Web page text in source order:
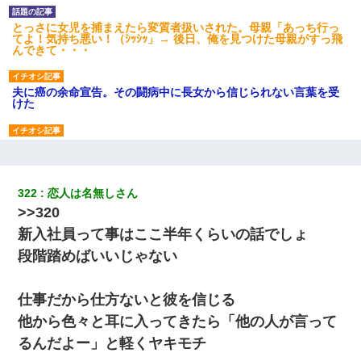
とっさに女児を捕まえたら変質者扱いされた。母親「あっち行っ
てよ！気持ち悪い！（ｼｯｼｯ」→ 後日、俺を見つけた母親がすっ飛
んできて・・・
夫に癌の余命宣告。その闘病中に長女から信じられない言葉を受
けた
【復讐】義兄嫁「生活費、足りない分を貸してほしい」私「貸す
（あまりにも希望通り）
見合いにて。嫁「はじめまして」俺「失礼ですが○○さんご本人で
すか？」
322 恋人は名無しさん
>>320
新入社員って事はここ半年くらいの話でしょ
段階踏めばいいじゃない
仕事だから仕方ないと彼を信じる
他から色々と耳に入ってきたら「他の人が言って
るんだよー」と軽くヤキモチ